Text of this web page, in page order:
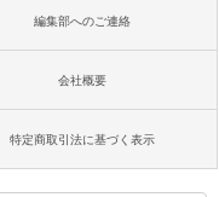
編集部へのご連絡
会社概要
特定商取引法に基づく表示